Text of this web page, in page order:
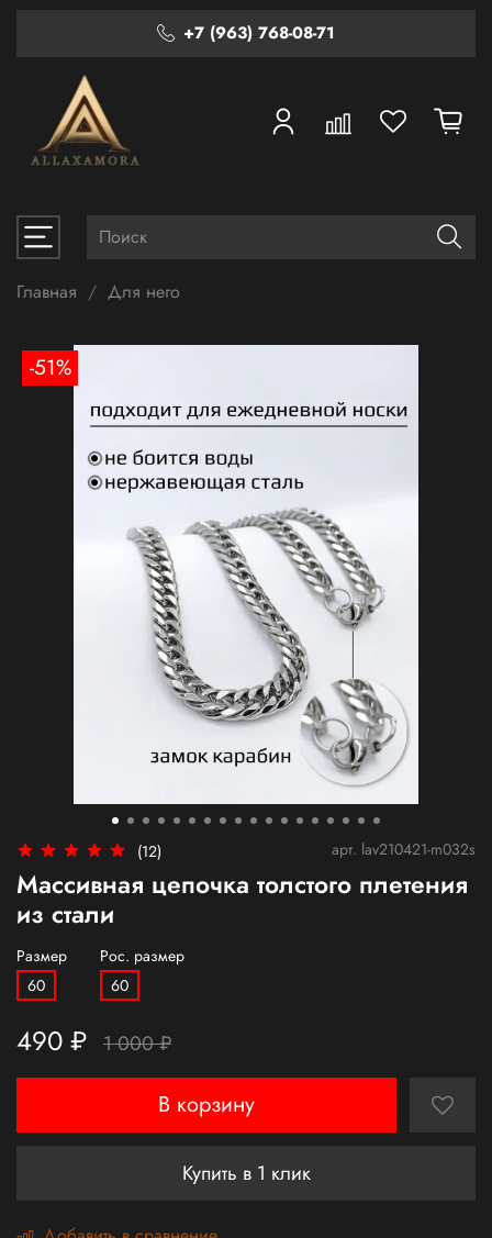
+7 (963) 768-08-71
Главная Для него
-51%
(12) арт. lav210421-m032s
Массивная цепочка толстого плетения
из стали
Размер
60
Рос. размер
60
490 ₽ 1 000 ₽
В корзину
Купить в 1 клик